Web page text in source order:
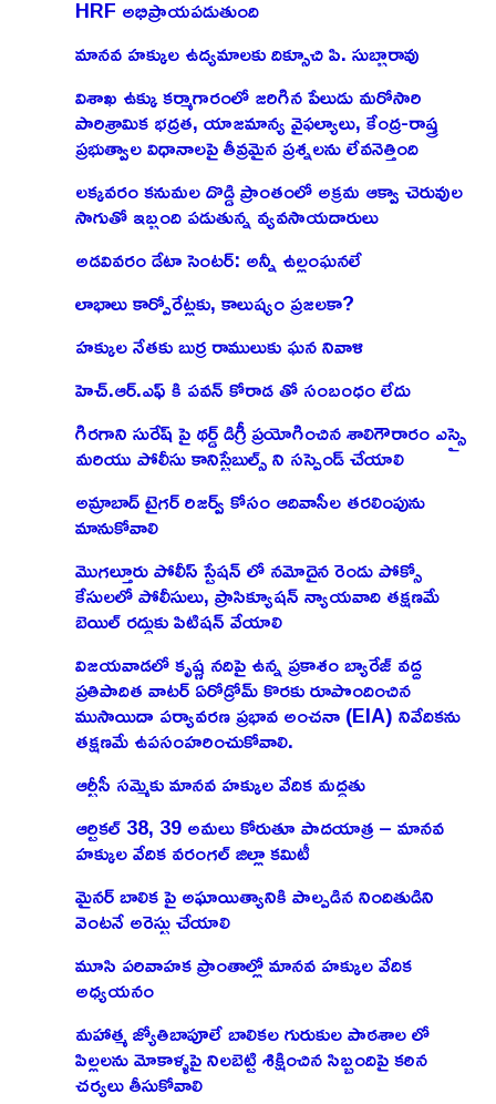
HRF అభిప్రాయపడుతుంది
మానవ హక్కుల ఉద్యమాలకు దిక్సూచి పి. సుబ్బారావు
విశాఖ ఉక్కు కర్మాగారంలో జరిగిన పేలుడు మరోసారి
పారిశ్రామిక భద్రత, యాజమాన్య వైఫల్యాలు, కేంద్ర-రాష్త్ర
ప్రభుత్వాల విధానాలపై తీవ్రమైన ప్రశ్నలను లేవనెత్తింది
లక్కవరం కనుమల దొడ్డి ప్రాంతంలో అక్రమ ఆక్వా చెరువుల
సాగుతో ఇబ్బంది పడుతున్న వ్యవసాయదారులు
అడవివరం డేటా సెంటర్: అన్నీ ఉల్లంఘనలే
లాభాలు కార్పోరేట్లకు, కాలుష్యం ప్రజలకా?
హక్కుల నేతకు బుర్ర రాములుకు ఘన నివాళి
హెచ్.ఆర్.ఎఫ్ కి పవన్ కోరాడ తో సంబంధం లేదు
గిరగాని సురేష్ పై థర్డ్ డిగ్రీ ప్రయోగించిన శాలిగౌరారం ఎస్సై
మరియు పోలీసు కానిస్టేబుల్స్ ని సస్పెండ్ చేయాలి
అమ్రాబాద్ టైగర్ రిజర్వ్ కోసం ఆదివాసీల తరలింపును
మానుకోవాలి
మొగల్తూరు పోలీస్ స్టేషన్ లో నమోదైన రెండు పోక్సో
కేసులలో పోలీసులు, ప్రాసిక్యూషన్ న్యాయవాది తక్షణమే
బెయిల్ రద్దుకు పిటిషన్ వేయాలి
విజయవాడలో కృష్ణ నదిపై ఉన్న ప్రకాశం బ్యారేజ్ వద్ద
ప్రతిపాదిత వాటర్ ఏరోడ్రోమ్ కొరకు రూపొందించిన
ముసాయిదా పర్యావరణ ప్రభావ అంచనా (EIA) నివేదికను
తక్షణమే ఉపసంహరించుకోవాలి.
ఆర్టీసీ సమ్మెకు మానవ హక్కుల వేదిక మద్దతు
ఆర్టికల్ 38, 39 అమలు కోరుతూ పాదయాత్ర – మానవ
హక్కుల వేదిక వరంగల్ జిల్లా కమిటీ
మైనర్ బాలిక పై అఘాయిత్యానికి పాల్పడిన నిందితుడిని
వెంటనే అరెస్టు చేయాలి
మూసి పరివాహక ప్రాంతాల్లో మానవ హక్కుల వేదిక
అధ్యయనం
మహాత్మ జ్యోతిబాపూలే బాలికల గురుకుల పాఠశాల లో
పిల్లలను మోకాళ్ళపై నిలబెట్టి శిక్షించిన సిబ్బందిపై కఠిన
చర్యలు తీసుకోవాలి